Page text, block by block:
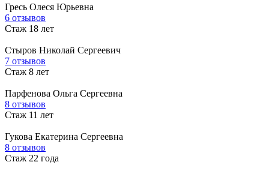
Гресь Олеся Юрьевна
6 отзывов
Стаж 18 лет
Стыров Николай Сергеевич
7 отзывов
Стаж 8 лет
Парфенова Ольга Сергеевна
8 отзывов
Стаж 11 лет
Гукова Екатерина Сергеевна
8 отзывов
Стаж 22 года